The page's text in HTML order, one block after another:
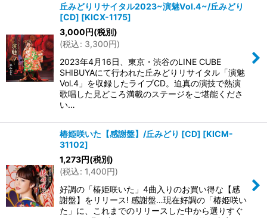
丘みどりリサイタル2023~演魅Vol.4~/丘みどり
[CD] [KICX-1175]
3,000円(税別)
(税込: 3,300円)
2023年4月16日、東京・渋谷のLINE CUBE
SHIBUYAにて行われた丘みどりリサイタル「演魅
Vol.4」を収録したライブCD。迫真の演技で熱演
歌唱した見どころ満載のステージをご堪能くださ
い…
椿姫咲いた【感謝盤】/丘みどり [CD] [KICM-
31102]
1,273円(税別)
(税込: 1,400円)
好調の「椿姫咲いた」4曲入りのお買い得な【感
謝盤】をリリース! 感謝盤…現在好調の「椿姫咲い
た」に、これまでのリリースした中から選りすぐ